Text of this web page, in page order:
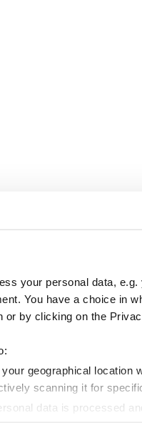
your personal data,
You have a choice in
or by clicking on the
geographical location
scanning it for
data is processed